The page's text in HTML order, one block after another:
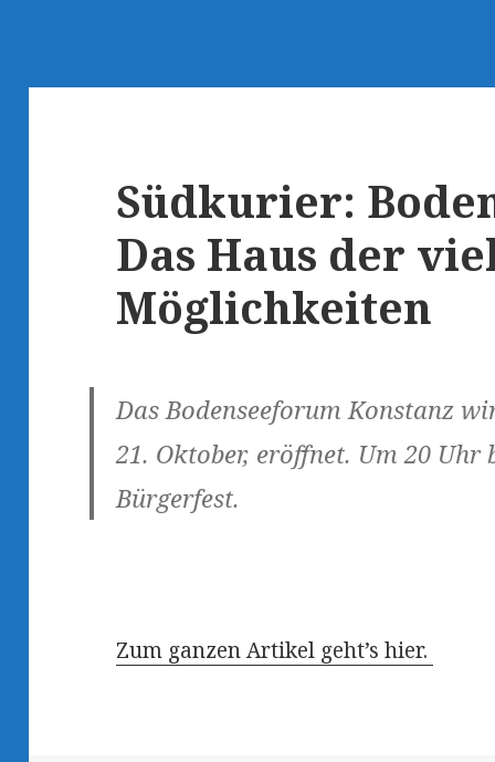
Südkurier:
Das Haus der
Möglichkeiten
DasBodenseeforum Konstanz
21. Oktober, eröffnet. Um 20 Uhr
Bürgerfest.
Zum ganzen Artikel geht’s hier.